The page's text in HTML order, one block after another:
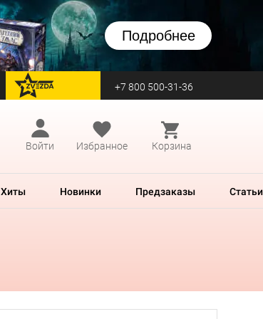
Подробнее
перейти на Zvezda +7 800 500-31-36
Войти
Избранное Корзина
Хиты Новинки Предзаказы Статьи